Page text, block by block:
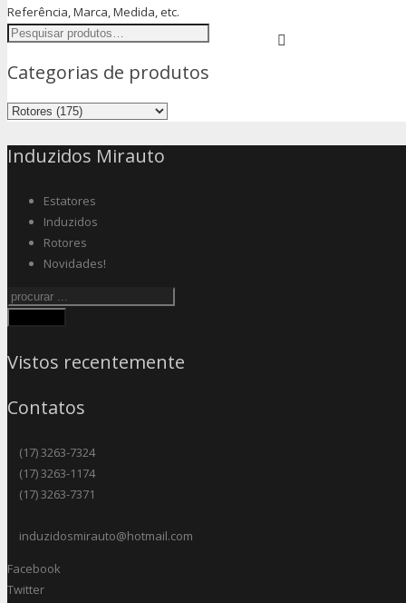
Referência, Marca, Medida, etc.
Categorias de produtos
Induzidos Mirauto
Estatores
Induzidos
Rotores
Novidades!
Vistos recentemente
Contatos
(17) 3263-7324
(17) 3263-1174
(17) 3263-7371
induzidosmirauto@hotmail.com
Facebook
Twitter